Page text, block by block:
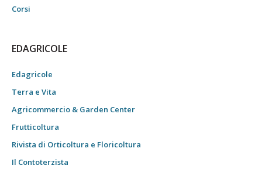
Corsi
EDAGRICOLE
Edagricole
Terra e Vita
Agricommercio & Garden Center
Frutticoltura
Rivista di Orticoltura e Floricoltura
Il Contoterzista